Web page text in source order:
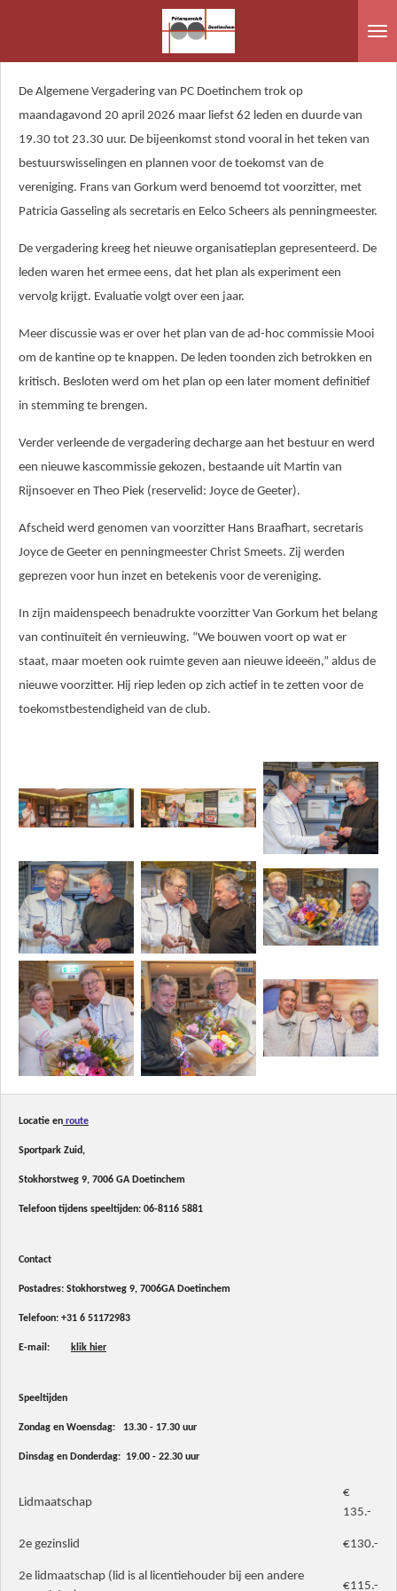
de
hoofdinhoud
De Algemene Vergadering van PC Doetinchem trok op
maandagavond 20 april 2026 maar liefst 62 leden en duurde van
19.30 tot 23.30 uur. De bijeenkomst stond vooral in het teken van
bestuurswisselingen en plannen voor de toekomst van de
vereniging. Frans van Gorkum werd benoemd tot voorzitter, met
Patricia Gasseling als secretaris en Eelco Scheers als penningmeester.
De vergadering kreeg het nieuwe organisatieplan gepresenteerd. De
leden waren het ermee eens, dat het plan als experiment een
vervolg krijgt. Evaluatie volgt over een jaar.
Meer discussie was er over het plan van de ad-hoc commissie Mooi
om de kantine op te knappen. De leden toonden zich betrokken en
kritisch. Besloten werd om het plan op een later moment definitief
in stemming te brengen.
Verder verleende de vergadering decharge aan het bestuur en werd
een nieuwe kascommissie gekozen, bestaande uit Martin van
Rijnsoever en Theo Piek (reservelid: Joyce de Geeter).
Afscheid werd genomen van voorzitter Hans Braafhart, secretaris
Joyce de Geeter en penningmeester Christ Smeets. Zij werden
geprezen voor hun inzet en betekenis voor de vereniging.
In zijn maidenspeech benadrukte voorzitter Van Gorkum het belang
van continuïteit én vernieuwing. “We bouwen voort op wat er
staat, maar moeten ook ruimte geven aan nieuwe ideeën,” aldus de
nieuwe voorzitter. Hij riep leden op zich actief in te zetten voor de
toekomstbestendigheid van de club.
Locatie en route
Sportpark Zuid,
Stokhorstweg 9, 7006 GA Doetinchem
Telefoon tijdens speeltijden: 06-8116 5881
Contact
Postadres: Stokhorstweg 9, 7006GA Doetinchem
Telefoon: +31 6 51172983
E-mail: klik hier
Speeltijden
Zondag en Woensdag: 13.30 - 17.30 uur
Dinsdag en Donderdag: 19.00 - 22.30 uur
Lidmaatschap
€
135.-
2e gezinslid €130.-
2e lidmaatschap (lid is al licentiehouder bij een andere
€115.-